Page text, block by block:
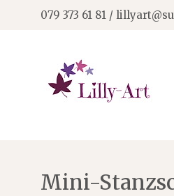
079 373 61 81 /
Mini-